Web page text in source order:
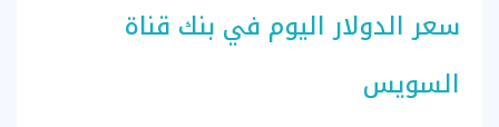
سعر الدولار اليوم في بنك قناة
السويس